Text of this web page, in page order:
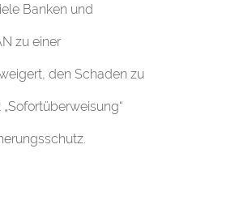
Banken und
zu einer
den Schaden zu